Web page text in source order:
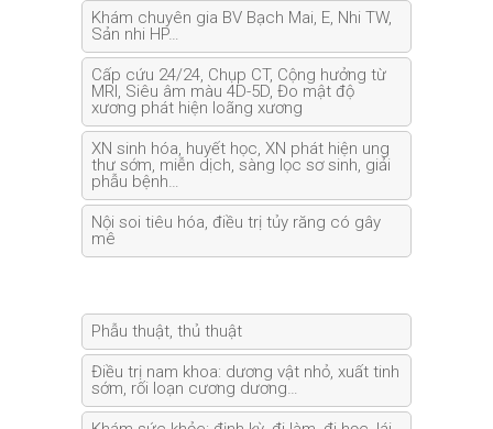
Khám chuyên gia BV Bạch Mai, E, Nhi TW,
Sản nhi HP…
Cấp cứu 24/24, Chụp CT, Cộng hưởng từ
MRI, Siêu âm màu 4D-5D, Đo mật độ
xương phát hiện loãng xương
XN sinh hóa, huyết học, XN phát hiện ung
thư sớm, miễn dịch, sàng lọc sơ sinh, giải
phẫu bệnh…
Nội soi tiêu hóa, điều trị tủy răng có gây
mê
Phẫu thuật, thủ thuật
Điều trị nam khoa: dương vật nhỏ, xuất tinh
sớm, rối loạn cương dương…